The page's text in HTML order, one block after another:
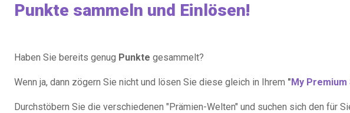
Punkte sammeln und Einlösen!
Haben Sie bereits genug Punkte gesammelt?
Wenn ja, dann zögern Sie nicht und lösen Sie diese gleich in Ihrem "My Premium
Durchstöbern Sie die verschiedenen "Prämien-Welten" und suchen sich den für